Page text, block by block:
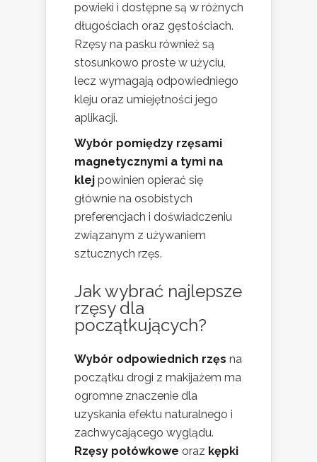
powieki i dostępne są w różnych
długościach oraz gęstościach.
Rzęsy na pasku również są
stosunkowo proste w użyciu,
lecz wymagają odpowiedniego
kleju oraz umiejętności jego
aplikacji.
Wybór pomiędzy rzęsami
magnetycznymi a tymi na
klej powinien opierać się
głównie na osobistych
preferencjach i doświadczeniu
związanym z używaniem
sztucznych rzęs.
Jak wybrać najlepsze
rzęsy dla
początkujących?
Wybór odpowiednich rzęs na
początku drogi z makijażem ma
ogromne znaczenie dla
uzyskania efektu naturalnego i
zachwycającego wyglądu.
Rzęsy połówkowe oraz kępki